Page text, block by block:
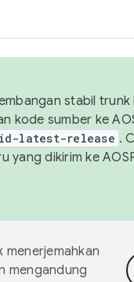
stabil trunk
kode sumber ke
latest-release .
yang dikirim ke
mengandung